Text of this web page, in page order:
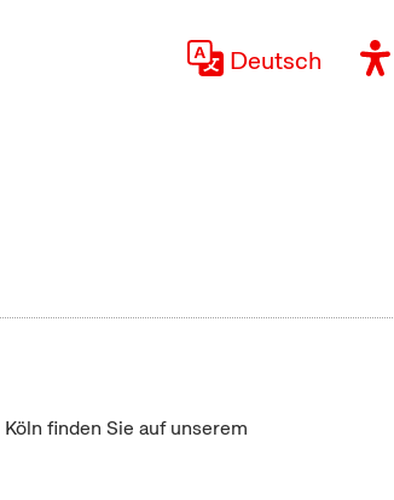
Deutsch
finden Sie auf unserem